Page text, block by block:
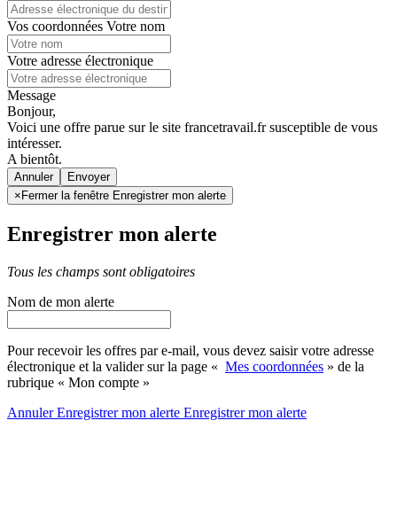
Vos coordonnées Votre nom
Votre adresse électronique
Message
Bonjour,
Voici une offre parue sur le site francetravail.fr susceptible de vous
intéresser.
A bientôt.
Annuler
× Fermer la fenêtre Enregistrer mon alerte
Enregistrer mon alerte
Tous les champs sont obligatoires
Nom de mon alerte
Pour recevoir les offres par e-mail, vous devez saisir votre adresse
électronique et la valider sur la page « Mes coordonnées » de la
rubrique « Mon compte »
AnnulerEnregistrer mon alerte Enregistrermon alerte